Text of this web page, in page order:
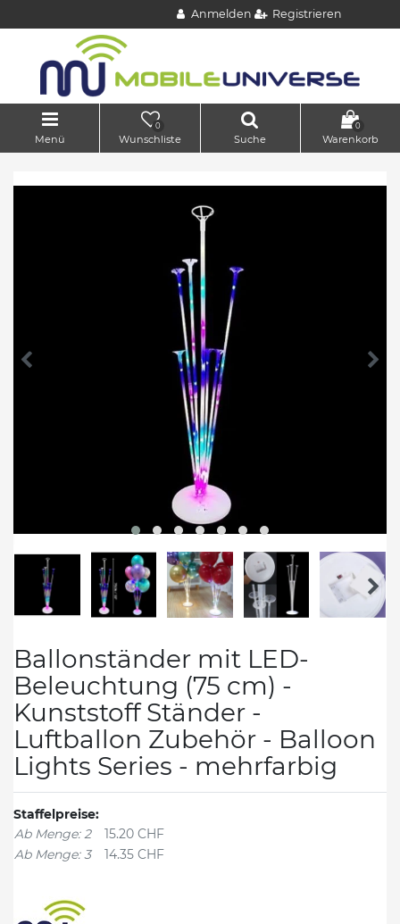
Anmelden Registrieren
Menü
0
Wunschliste Suche
0
Warenkorb
Ballonständer mit LED-
Beleuchtung (75 cm) -
Kunststoff Ständer -
Luftballon Zubehör - Balloon
Lights Series - mehrfarbig
Staffelpreise:
Ab Menge: 2
15.20 CHF
Ab Menge: 3
14.35 CHF